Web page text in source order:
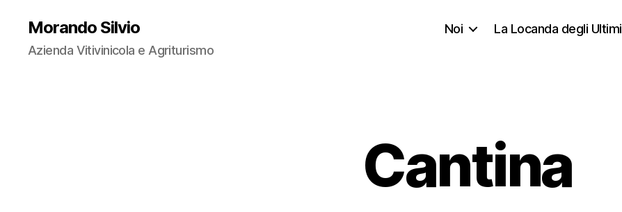
Morando Silvio
Azienda Vitivinicola e Agriturismo
Noi La Locanda degli Ultimi
Cantina